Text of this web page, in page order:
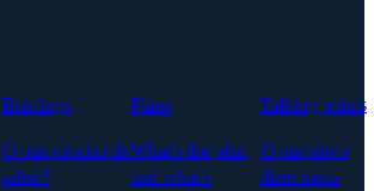
Briefings
O que preciso de
saber?
Plans
What's the plan,
and what's
Talking points
O que devo
dizer nesta